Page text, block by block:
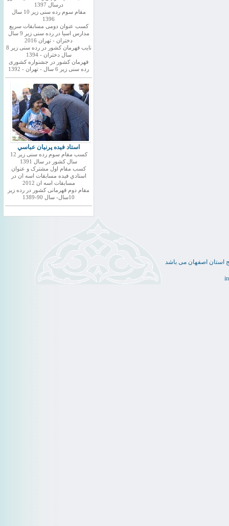
درسال 1397
مقام سوم رده سنی زیر 10 سال
1396
کسب عنوان دومی مسابقات سریع
مدارس اسیا در رده سنی زیر 9 سال
دختران - تهران 2016
نایب قهرمان کشور در رده سنی زیر 8
سال دختران - 1394
قهرمان کشور در جشنواره کشوری
رده سنی زیر 6 سال - تهران - 1392
استاد فيده پرنيان عباسي
کسب مقام سوم رده سنی زیر 12
سال کشور در سال 1391
کسب مقام اول مشترک و عنوان
استادي فيده مسابقات اسه ان در
مسابقات اسه ان 2012
مقام دوم قهرمانی کشور در رده زیر
10سال- سال 90-1389
استان اصفهان می باشد